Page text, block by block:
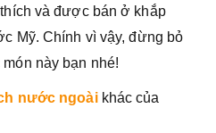
và được bán ở khắp
Mỹ. Chính vì vậy, đừng bỏ
này bạn nhé!
nước ngoàikhác của